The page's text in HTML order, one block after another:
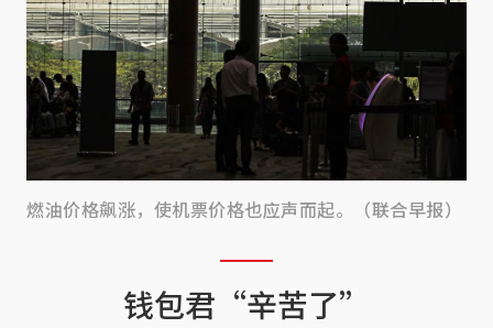
燃油价格飙涨，使机票价格也应声而起。（联合早报）
钱包君“辛苦了”